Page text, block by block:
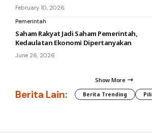
February 10, 2026
Pemerintah
Saham Rakyat Jadi Saham Pemerintah,
Kedaulatan Ekonomi Dipertanyakan
June 26, 2026
Show More
Berita Lain: Berita Trending